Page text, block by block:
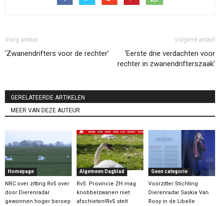
Vorig artikel
‘Zwanendrifters voor de rechter’
Volgend artikel
‘Eerste drie verdachten voor
rechter in zwanendrifterszaak’
GERELATEERDE ARTIKELEN
MEER VAN DEZE AUTEUR
Homepage
NRC over zitting RvS over
door Dierenradar
gewonnen hoger beroep
Algemeen Dagblad
RvS: Provincie ZH mag
knobbelzwanen niet
afschieten!RvS stelt
Geen categorie
Voorzitter Stichting
Dierenradar Saskia Van
Rooy in de Libelle